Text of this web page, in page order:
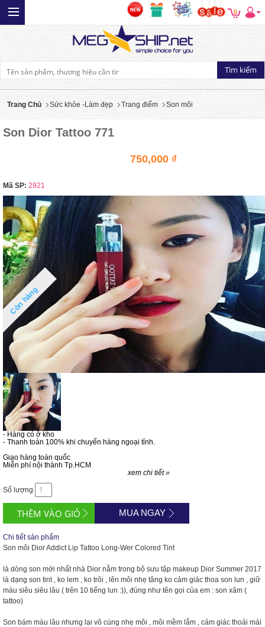
0
Trang Chủ Sức khỏe -Làm đẹp Trang điểm Son môi
Son Dior Tattoo 771
750,000 ₫
Mã SP: 2921
Còn hàng
- Hàng có ở kho
- Thanh toán 100% khi chuyển hàng ngoại tỉnh.
Giao hàng toàn quốc
Miễn phí nội thành Tp.HCM
xem chi tiết »
Số lượng
MUA NGAY
Chi tiết sản phẩm
Son môi Dior Addict Lip Tattoo Long-Wer Colored Tint
là dòng son mới nhất nhà Dior nằm trong bộ sưu tập makeup Dior Summer 2017
là dạng son tint , ko lem , ko trôi , lên môi nhẹ tâng ko cảm giác thoa son lun , giữ
màu siêu siêu lâu ( trên 10 tiếng lun :)), đúng như tên gọi của em : son xăm (
tattoo)
Son bám màu lâu nhưng lại vô cùng nhẹ môi , môi mềm lắm , cảm giác thoải mái